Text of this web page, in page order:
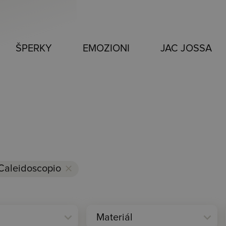
ŠPERKY EMOZIONI JAC JOSSA
clear
expand_more expand_more
Materiál